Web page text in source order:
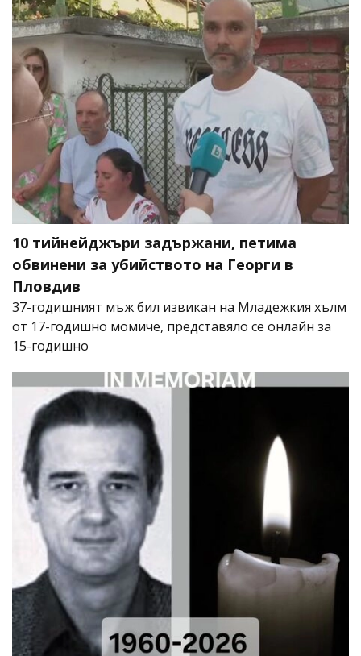
10 тийнейджъри задържани, петима
обвинени за убийството на Георги в
Пловдив
37-годишният мъж бил извикан на Младежкия хълм
от 17-годишно момиче, представяло се онлайн за
15-годишно